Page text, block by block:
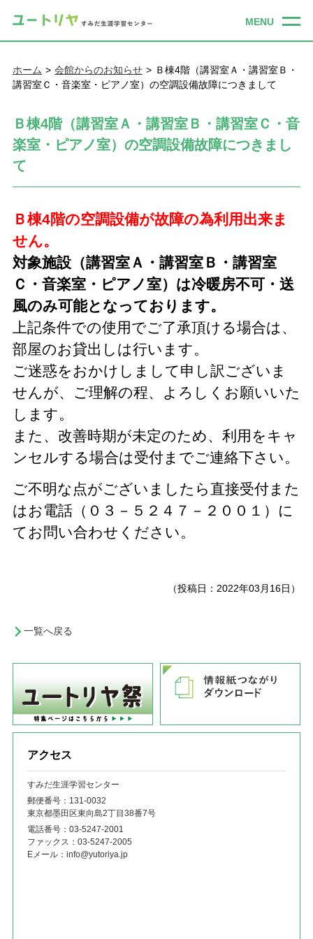
ホーム 会館からのお知らせ
Ｂ棟4階（講習室Ａ・講習室Ｂ・
講習室Ｃ・音楽室・ピアノ室）の空調設備故障につきまして
Ｂ棟4階（講習室Ａ・講習室Ｂ・講習室Ｃ・音
楽室・ピアノ室）の空調設備故障につきまし
て
Ｂ棟4階の空調設備が故障の為利用出来ま
せん。
対象施設（講習室Ａ・講習室Ｂ・講習室
Ｃ・音楽室・ピアノ室）は冷暖房不可・送
風のみ可能となっております。
上記条件での使用でご了承頂ける場合は、
部屋のお貸出しは行います。
ご迷惑をおかけしまして申し訳ございま
せんが、ご理解の程、よろしくお願いいた
します。
また、改善時期が未定のため、利用をキャ
ンセルする場合は受付までご連絡下さい。
ご不明な点がございましたら直接受付また
はお電話（０３－５２４７－２００１）に
てお問い合わせください。
（投稿日：2022年03月16日）
一覧へ戻る
アクセス
すみだ生涯学習センター
郵便番号：131‐0032
東京都墨田区東向島2丁目38番7号
電話番号： 03-5247-2001
ファックス： 03-5247-2005
Eメール： info@yutoriya.jp